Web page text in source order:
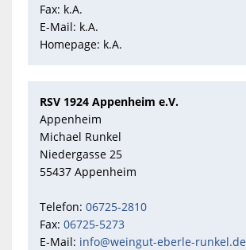
Fax: k.A.
E-Mail: k.A.
Homepage: k.A.
RSV 1924 Appenheim e.V.
Appenheim
Michael Runkel
Niedergasse 25
55437 Appenheim
Telefon: 06725-2810
Fax: 06725-5273
E-Mail: info@weingut-eberle-runkel.de